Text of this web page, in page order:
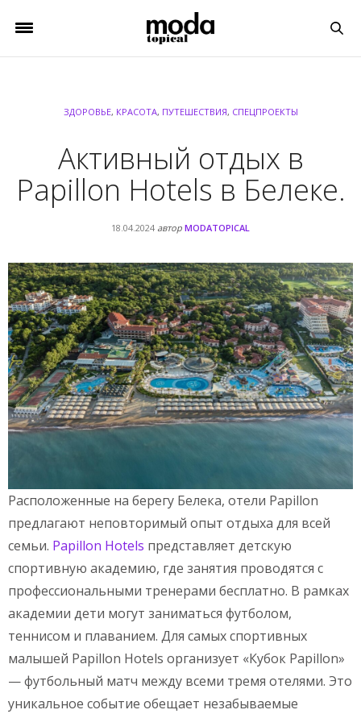
ЗДОРОВЬЕ, КРАСОТА, ПУТЕШЕСТВИЯ, СПЕЦПРОЕКТЫ
Активный отдых в
Papillon Hotels в Белеке.
18.04.2024 автор MODATOPICAL
Расположенные на берегу Белека, отели Papillon
предлагают неповторимый опыт отдыха для всей
семьи. Papillon Hotels представляет детскую
спортивную академию, где занятия проводятся с
профессиональными тренерами бесплатно. В рамках
академии дети могут заниматься футболом,
теннисом и плаванием. Для самых спортивных
малышей Papillon Hotels организует «Кубок Papillon»
— футбольный матч между всеми тремя отелями. Это
уникальное событие обещает незабываемые